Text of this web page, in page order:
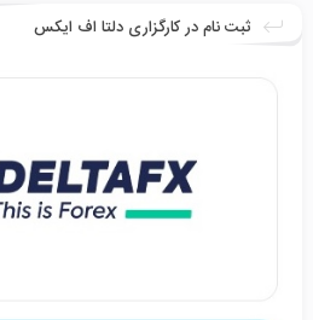
ثبت نام در کارگزاری دلتا اف ایکس